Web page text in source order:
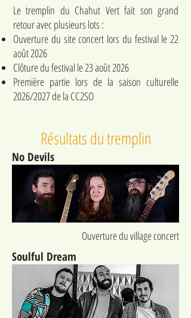
Le tremplin du Chahut Vert fait son grand
retour avec plusieurs lots :
Ouverture du site concert lors du festival le 22
août 2026
Clôture du festival le 23 août 2026
Première partie lors de la saison culturelle
2026/2027 de la CC2SO
Résultats du tremplin
No Devils
Ouverture du village concert
Soulful Dream